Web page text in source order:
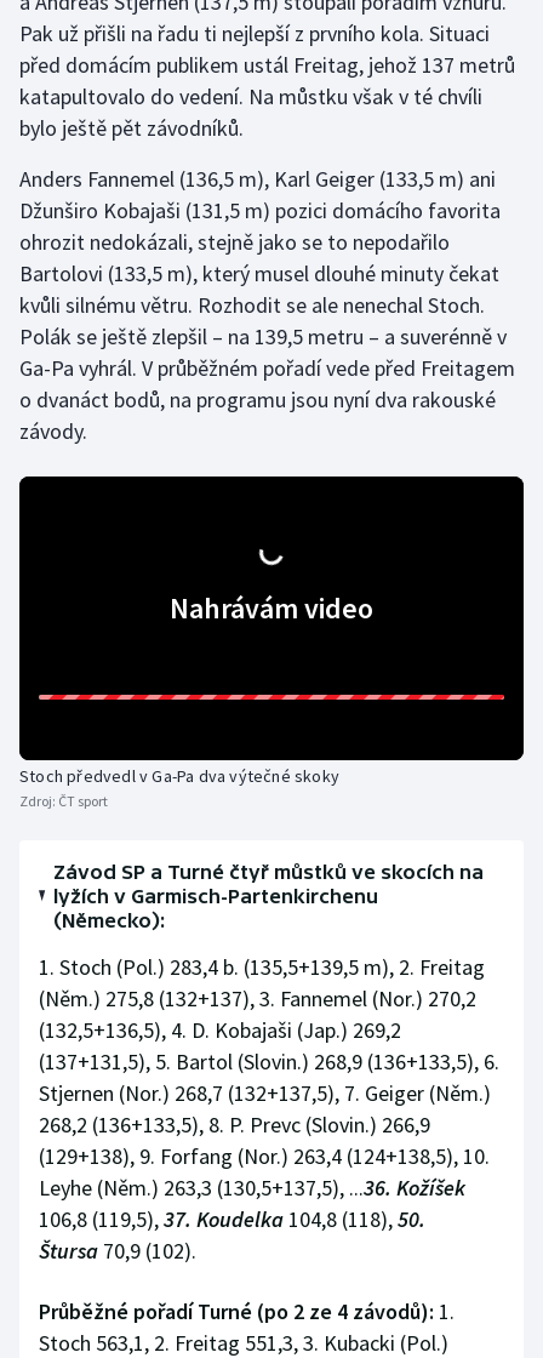
Pak už přišli na řadu ti nejlepší z prvního kola. Situaci
před domácím publikem ustál Freitag, jehož 137 metrů
katapultovalo do vedení. Na můstku však v té chvíli
bylo ještě pět závodníků.
Anders Fannemel (136,5 m), Karl Geiger (133,5 m) ani
Džunširo Kobajaši (131,5 m) pozici domácího favorita
ohrozit nedokázali, stejně jako se to nepodařilo
Bartolovi (133,5 m), který musel dlouhé minuty čekat
kvůli silnému větru. Rozhodit se ale nenechal Stoch.
Polák se ještě zlepšil – na 139,5 metru – a suverénně v
Ga-Pa vyhrál. V průběžném pořadí vede před Freitagem
o dvanáct bodů, na programu jsou nyní dva rakouské
závody.
Nahrávám video
Stoch předvedl v Ga-Pa dva výtečné skoky
Zdroj: ČT sport
Závod SP a Turné čtyř můstků ve skocích na
lyžích v Garmisch-Partenkirchenu
(Německo):
1. Stoch (Pol.) 283,4 b. (135,5+139,5 m), 2. Freitag
(Něm.) 275,8 (132+137), 3. Fannemel (Nor.) 270,2
(132,5+136,5), 4. D. Kobajaši (Jap.) 269,2
(137+131,5), 5. Bartol (Slovin.) 268,9 (136+133,5), 6.
Stjernen (Nor.) 268,7 (132+137,5), 7. Geiger (Něm.)
268,2 (136+133,5), 8. P. Prevc (Slovin.) 266,9
(129+138), 9. Forfang (Nor.) 263,4 (124+138,5), 10.
Leyhe (Něm.) 263,3 (130,5+137,5), ...36. Kožíšek
106,8 (119,5),37. Koudelka 104,8 (118),50.
Štursa 70,9 (102).
Průběžné pořadí Turné (po 2 ze 4 závodů): 1.
Stoch 563,1, 2. Freitag 551,3, 3. Kubacki (Pol.)